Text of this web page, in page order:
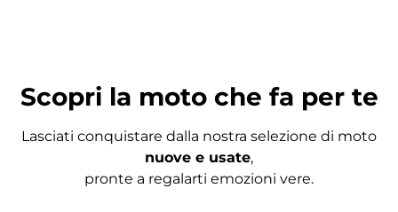
Scopri la moto che fa per te
Lasciati conquistare dalla nostra selezione di moto
nuove e usate,
pronte a regalarti emozioni vere.